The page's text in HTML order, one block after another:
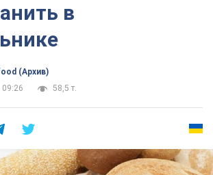
в
(Архив)
09:26
58,5 т.